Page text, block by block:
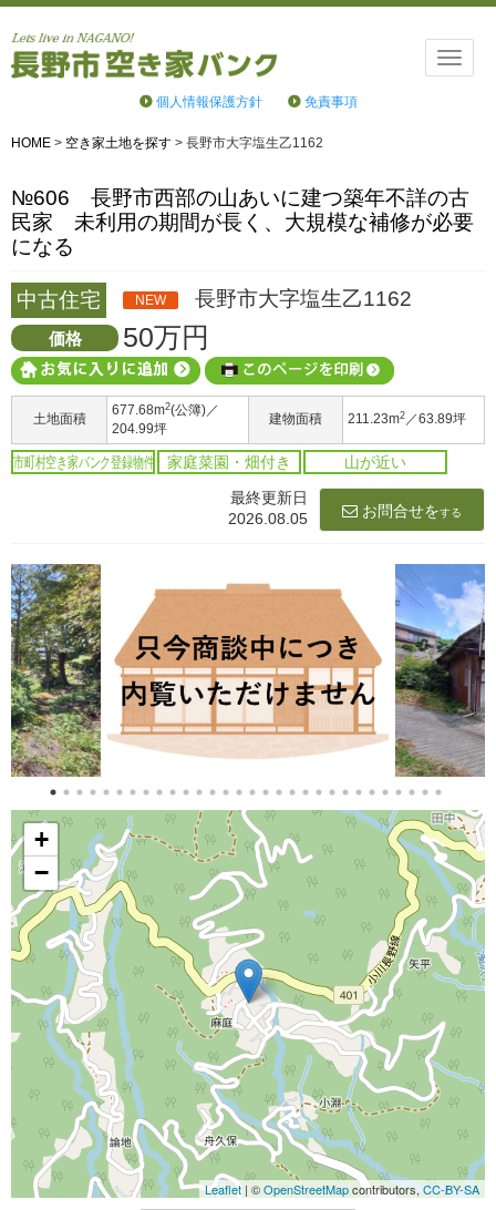
Toggle
個人情報保護方針 免責事項
HOME > 空き家土地を探す > 長野市大字塩生乙1162
№606 長野市西部の山あいに建つ築年不詳の古
民家 未利用の期間が長く、大規模な補修が必要
になる
中古住宅 NEW 長野市大字塩生乙1162
価格 50万円
土地面積
677.68m2(公簿)／
204.99坪
建物面積 211.23m2 ／63.89坪
市町村空き家バンク登録物件 家庭菜園・畑付き 山が近い
お問合せをする
最終更新日
2026.08.05
+
−
Leaflet | ©OpenStreetMapcontributors, CC-BY-SA